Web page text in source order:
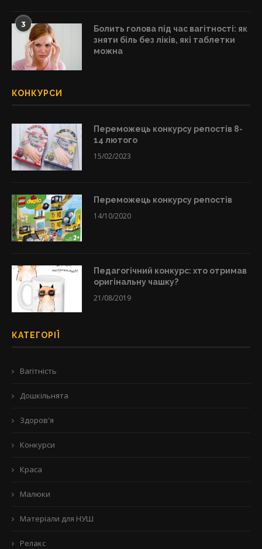
3
Болить голова під час вагітності: як
зняти біль без ліків, які таблетки
можна
КОНКУРСИ
Переможець конкурсу репостів 8-
14 лютого
15/02/2023
Переможець конкурсу репостів
14/10/2020
Педагогічний конкурс: хто отримав
оригінальну чашку?
21/08/2019
КАТЕГОРІЇ
Вагітність
Дошкільнята
Здоров'я
Конкурси
Краса
Малюки
Матеріали для НУШ
Релакс